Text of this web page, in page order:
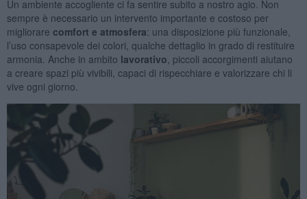
Un ambiente accogliente ci fa sentire subito a nostro agio. Non
sempre è necessario un intervento importante e costoso per
migliorare comfort e atmosfera: una disposizione più funzionale,
l’uso consapevole dei colori, qualche dettaglio in grado di restituire
armonia. Anche in ambito lavorativo, piccoli accorgimenti aiutano
a creare spazi più vivibili, capaci di rispecchiare e valorizzare chi li
vive ogni giorno.